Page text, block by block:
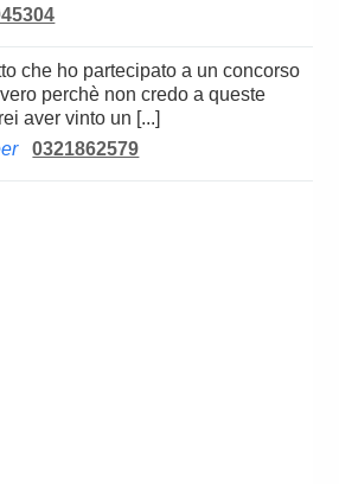
perchè non credo a queste
aver vinto un [...]
0321862579